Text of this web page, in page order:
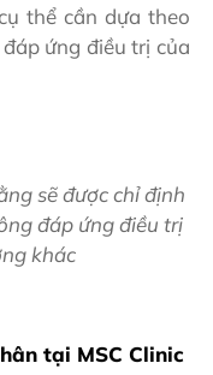
thể cần dựa theo
ứng điều trị của
sẽ được chỉ định
đáp ứng điều trị
khác
tại MSC Clinic